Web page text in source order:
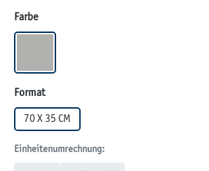
Farbeauswählen
Formatauswählen
70 X 35 CM
Einheitenumrechnung: